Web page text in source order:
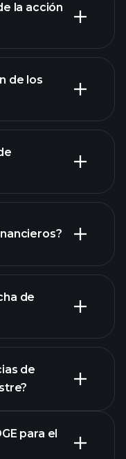
la acción
de ZDGE
de los
acciones
financieros
de
de
para el